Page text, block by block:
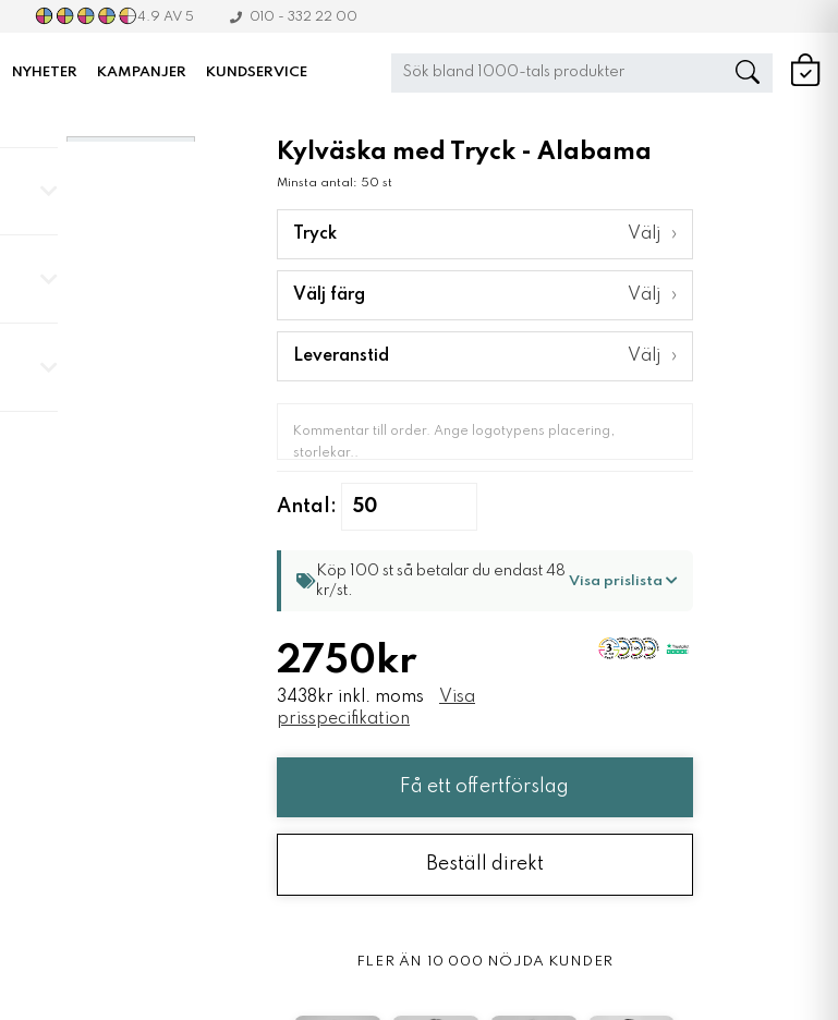
4.9 AV 5 010 - 332 22 00
NYHETER KAMPANJER KUNDSERVICE
Kylväska med Tryck - Alabama
Minsta antal: 50 st
Tryck Välj ›
Välj färg Välj ›
Leveranstid Välj ›
Antal:
Köp 100 st så betalar du endast 48
kr/st.
Visa prislista
2750kr
3438kr inkl. moms
Visa
prisspecifikation
Få ett offertförslag
Beställ direkt
20 ÅR INOM PROFILBRANSCHEN